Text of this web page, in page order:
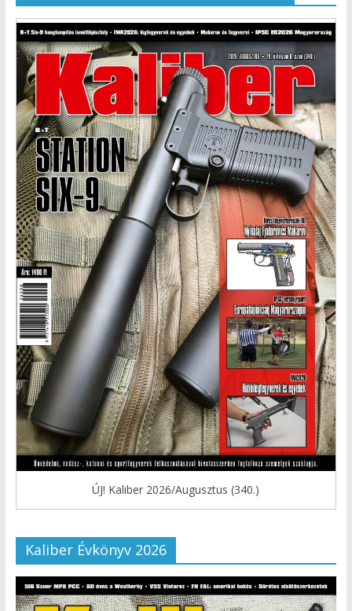
ÚJ! Kaliber 2026/Augusztus (340.)
Kaliber Évkönyv 2026